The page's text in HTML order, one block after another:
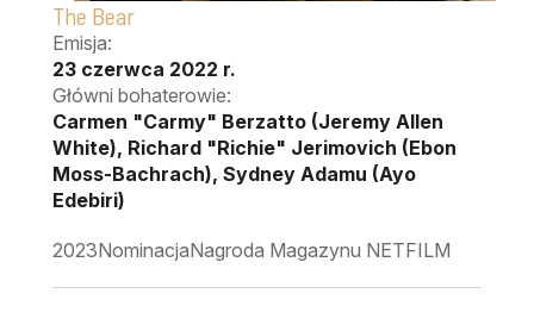
The Bear
Emisja:
23 czerwca 2022 r.
Główni bohaterowie:
Carmen "Carmy" Berzatto (Jeremy Allen
White), Richard "Richie" Jerimovich (Ebon
Moss-Bachrach), Sydney Adamu (Ayo
Edebiri)
2023NominacjaNagroda Magazynu NETFILM